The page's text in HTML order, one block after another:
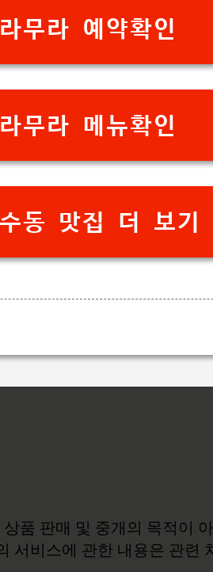
라무라 예약확인
라무라 메뉴확인
동 맛집 더 보기
품 판매 및 중개의 목적이
서비스에 관한 내용은 관련